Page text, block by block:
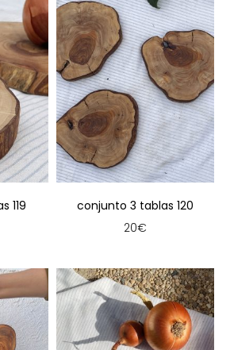
119
conjunto 3 tablas 120
20€